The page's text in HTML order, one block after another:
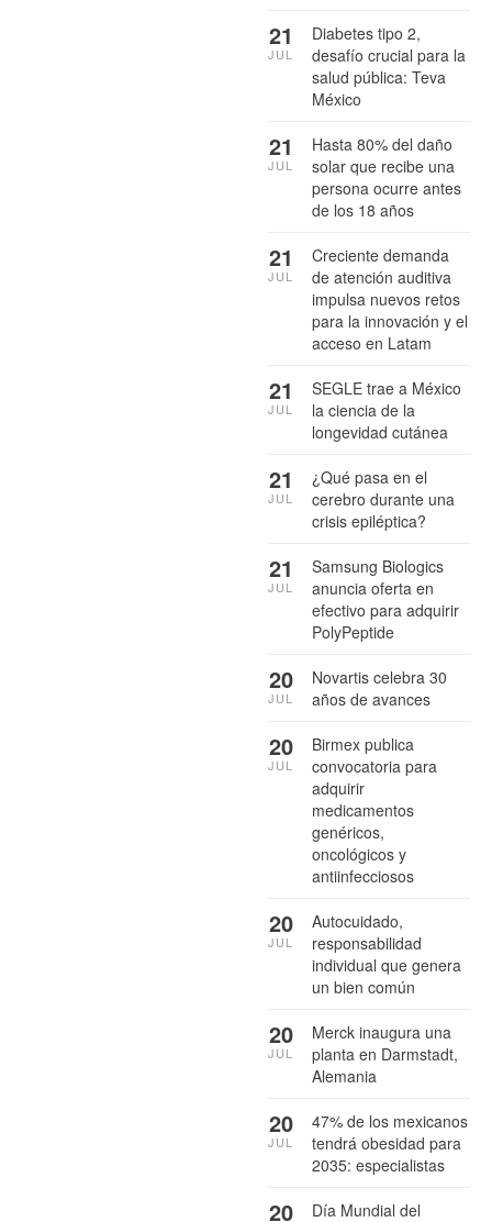
Diabetes tipo 2,
desafío crucial para la
salud pública: Teva
México
21
JUL
Hasta 80% del daño
solar que recibe una
persona ocurre antes
de los 18 años
21
JUL
Creciente demanda
de atención auditiva
impulsa nuevos retos
para la innovación y el
acceso en Latam
21
JUL
SEGLE trae a México
la ciencia de la
longevidad cutánea
21
JUL
¿Qué pasa en el
cerebro durante una
crisis epiléptica?
21
JUL
Samsung Biologics
anuncia oferta en
efectivo para adquirir
PolyPeptide
21
JUL
Novartis celebra 30
años de avances
20
JUL
Birmex publica
convocatoria para
adquirir
medicamentos
genéricos,
oncológicos y
antiinfecciosos
20
JUL
Autocuidado,
responsabilidad
individual que genera
un bien común
20
JUL
Merck inaugura una
planta en Darmstadt,
Alemania
20
JUL
47% de los mexicanos
tendrá obesidad para
2035: especialistas
20
JUL
Día Mundial del
20